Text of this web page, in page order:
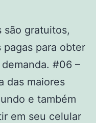
são gratuitos,
para obter
#06 –
das maiores
e também
em seu celular